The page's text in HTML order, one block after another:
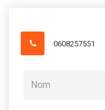
0608257551